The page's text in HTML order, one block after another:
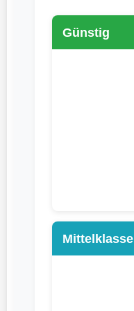
Günstig
Mittelklasse